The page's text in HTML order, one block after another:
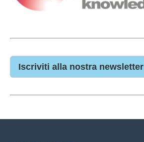
Iscriviti alla nostra newsletter